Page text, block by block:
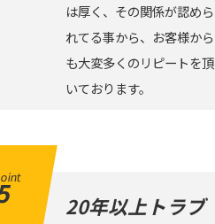
は厚く、その関係が認めら
れてる事から、お客様から
も大変多くのリピートを頂
いております。
20年以上トラブ